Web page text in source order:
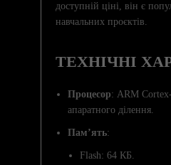
доступній ціні, він є
навчальних проєктів.
ТЕХНІЧНІ
Процесор: ARM
апаратного ділення.
Пам’ять:
Flash: 64 КБ.